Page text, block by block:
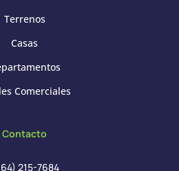
Terrenos
Casas
Comerciales
Contacto
215-7684